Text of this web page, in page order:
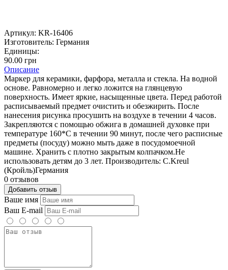
Артикул: KR-16406
Изготовитель: Германия
Единицы:
90.00 грн
Описание
Маркер для керамики, фарфора, металла и стекла. На водной
основе. Равномерно и легко ложится на глянцевую
поверхность. Имеет яркие, насыщенные цвета. Перед работой
расписываемый предмет очистить и обезжирить. После
нанесения рисунка просушить на воздухе в течении 4 часов.
Закрепляются с помощью обжига в домашней духовке при
температуре 160*C в течении 90 минут, после чего расписные
предметы (посуду) можно мыть даже в посудомоечной
машине. Хранить с плотно закрытым колпачком.Не
использовать детям до 3 лет. Производитель: С.Kreul
(Кройль)Германия
0 отзывов
Добавить отзыв
Ваше имя
Ваш E-mail